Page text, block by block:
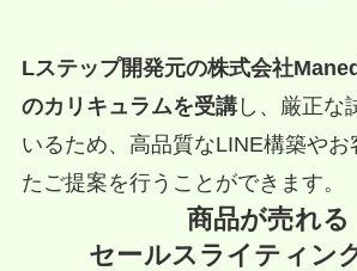
Lステップ開発元の株式会社
のカリキュラムを受講し、厳正な
いるため、高品質なLINE構築やお
たご提案を行うことができます。
商品が売れる
セールスライティン